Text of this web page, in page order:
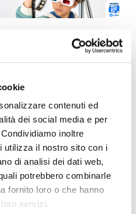
contenuti ed
dei social media e per
inoltre
utilizza il nostro sito con i
di analisi dei dati web,
potrebbero combinarle
fornito loro o che hanno
servizi.